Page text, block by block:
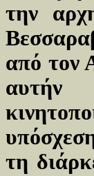
την
από τον
αυτήν
τη